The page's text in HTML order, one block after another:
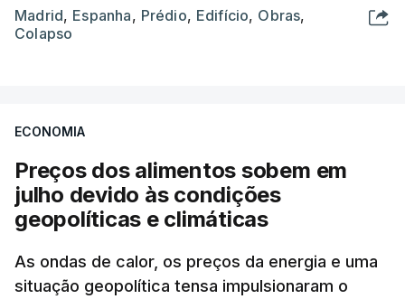
Madrid, Espanha, Prédio, Edifício, Obras,
Colapso
ECONOMIA
Preços dos alimentos sobem em
julho devido às condições
geopolíticas e climáticas
As ondas de calor, os preços da energia e uma
situação geopolítica tensa impulsionaram o